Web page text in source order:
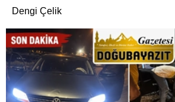
Dengi Çelik